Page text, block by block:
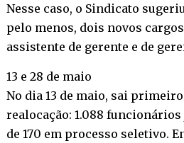
Nesse caso, o Sindicato
pelo menos, dois novos
assistente de gerente e de
13 e 28 de maio
No dia 13 de maio, sai
realocação: 1.088
de 170 em processo seletivo.